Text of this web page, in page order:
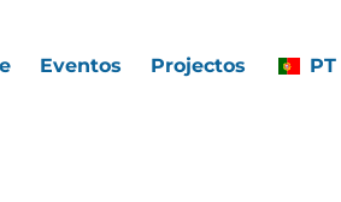
Eventos Projectos PT